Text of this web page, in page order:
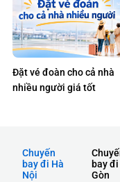
Đặt vé đoàn cho cả nhà
nhiều người giá tốt
Chuyến
bay đi Hà
Nội
bay đi
Gòn